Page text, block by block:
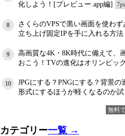
化しよう！[プレビュー.app編]
8
さくらのVPSで黒い画面を使わ
立ち上げ固定IPを手に入れる方法
9
高画質な4K・8K時代に備えて、
おこう！TVの進化はオリンピッ
10
JPGにする？PNGにする？背景
形式にするほうが軽くなるのか試
無料
カテゴリー一覧 →